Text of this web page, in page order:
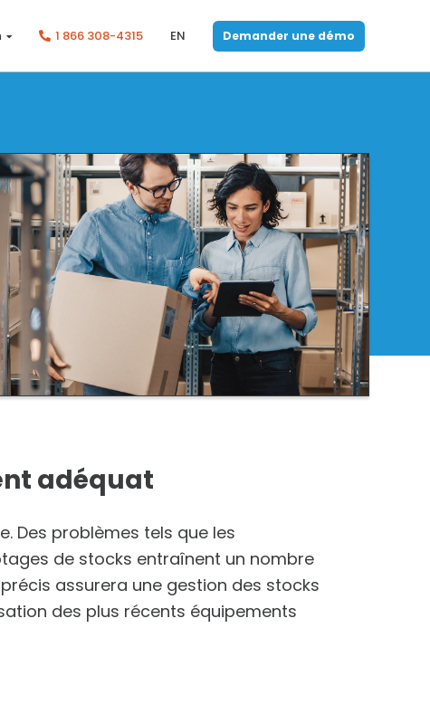
1 866 308-4315 EN Demander une démo
adéquat
Des problèmes tels que les
de stocks entraînent un nombre
assurera une gestion des stocks
des plus récents équipements